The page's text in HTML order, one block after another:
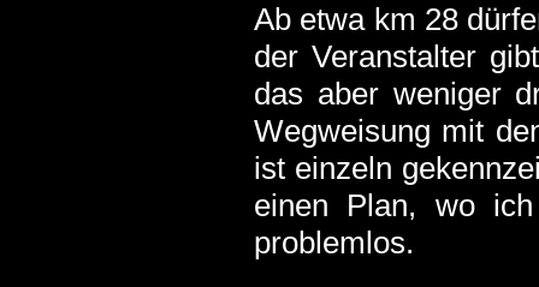
Ab etwa km 28
der Veranstalter
das aber weniger
Wegweisung mit
ist einzeln
einen Plan, wo
problemlos.